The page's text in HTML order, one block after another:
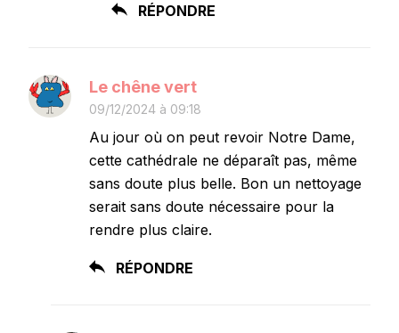
RÉPONDRE
Le chêne vert
09/12/2024 à 09:18
Au jour où on peut revoir Notre Dame,
cette cathédrale ne déparaît pas, même
sans doute plus belle. Bon un nettoyage
serait sans doute nécessaire pour la
rendre plus claire.
RÉPONDRE